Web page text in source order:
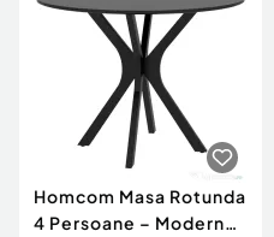
Homcom Masa Rotunda
4 Persoane – Moderna,